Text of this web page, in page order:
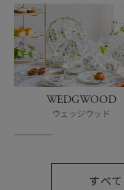
WEDGWOOD
ウェッジウッド
すべ